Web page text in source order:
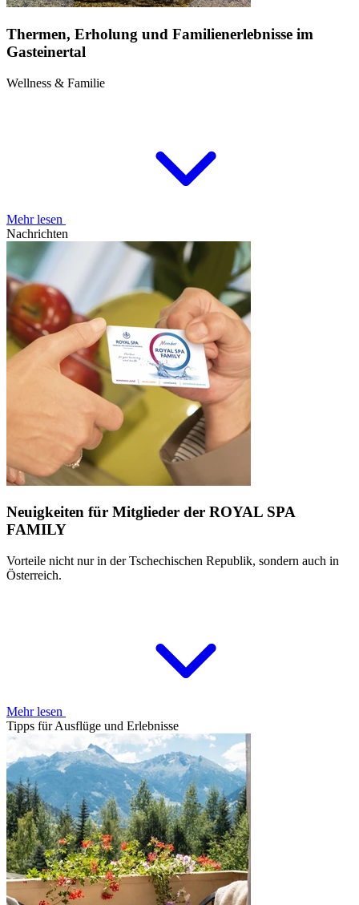
Thermen, Erholung und Familienerlebnisse im
Gasteinertal
Wellness & Familie
Mehr lesen
Nachrichten
Neuigkeiten für Mitglieder der ROYAL SPA
FAMILY
Vorteile nicht nur in der Tschechischen Republik, sondern auch in
Österreich.
Mehr lesen
Tipps für Ausflüge und Erlebnisse